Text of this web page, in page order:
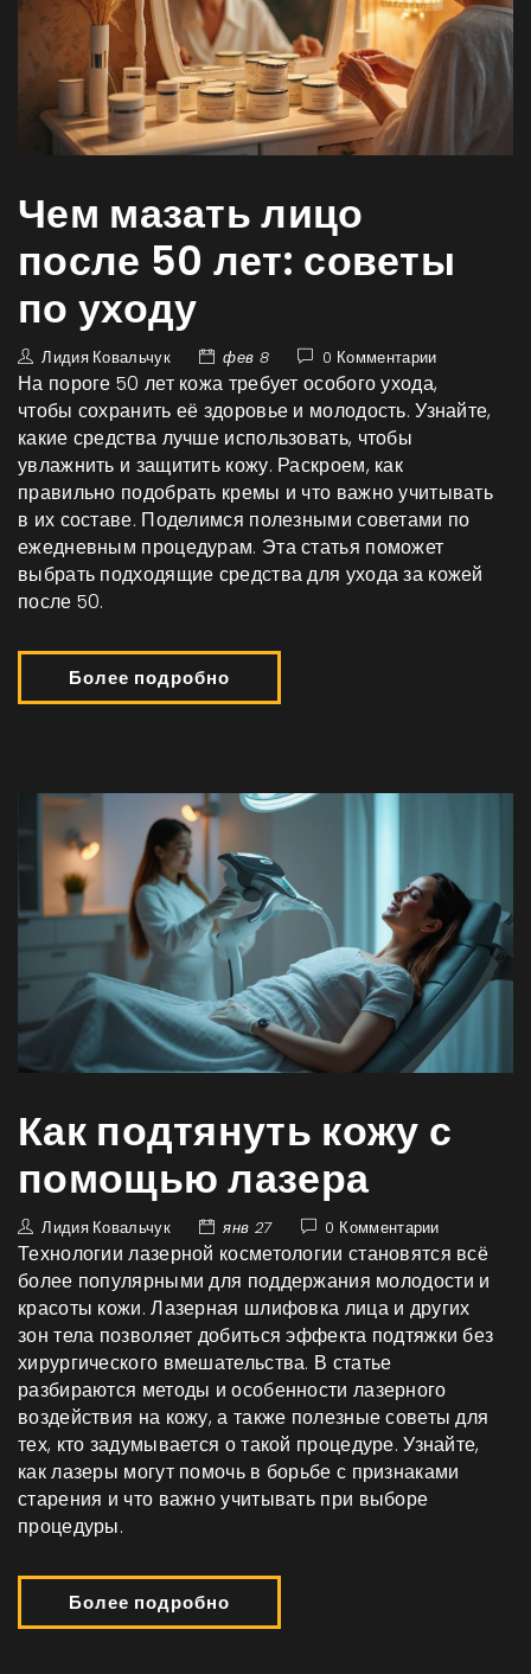
Чем мазать лицо
после 50 лет: советы
по уходу
Лидия Ковальчук фев 8 0 Комментарии
На пороге 50 лет кожа требует особого ухода,
чтобы сохранить её здоровье и молодость. Узнайте,
какие средства лучше использовать, чтобы
увлажнить и защитить кожу. Раскроем, как
правильно подобрать кремы и что важно учитывать
в их составе. Поделимся полезными советами по
ежедневным процедурам. Эта статья поможет
выбрать подходящие средства для ухода за кожей
после 50.
Более подробно
Как подтянуть кожу с
помощью лазера
Лидия Ковальчук янв 27 0 Комментарии
Технологии лазерной косметологии становятся всё
более популярными для поддержания молодости и
красоты кожи. Лазерная шлифовка лица и других
зон тела позволяет добиться эффекта подтяжки без
хирургического вмешательства. В статье
разбираются методы и особенности лазерного
воздействия на кожу, а также полезные советы для
тех, кто задумывается о такой процедуре. Узнайте,
как лазеры могут помочь в борьбе с признаками
старения и что важно учитывать при выборе
процедуры.
Более подробно